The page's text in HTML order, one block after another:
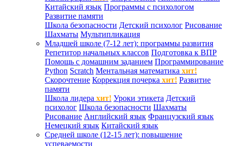
Китайский язык Программы с психологом
Развитие памяти
Школа безопасности Детский психолог Рисование
Шахматы Мультипликация
Младшей школе (7-12 лет): программы развития
Репетитор начальных классов Подготовка к ВПР
Помощь с домашним заданием Программирование
Python Scratch Ментальная математика хит!
Скорочтение Коррекция почерка хит! Развитие
памяти
Школа лидера хит! Уроки этикета Детский
психолог Школа безопасности Шахматы
Рисование Английский язык Французский язык
Немецкий язык Китайский язык
Средней школе (12-15 лет): повышение
успеваемости